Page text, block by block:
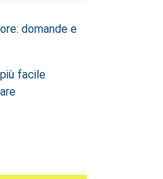
domande e
più facile